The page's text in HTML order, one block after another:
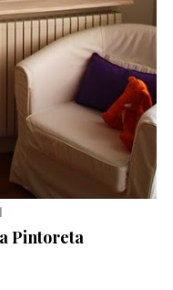
Pintoreta